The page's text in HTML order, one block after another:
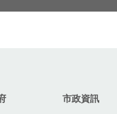
市政資訊